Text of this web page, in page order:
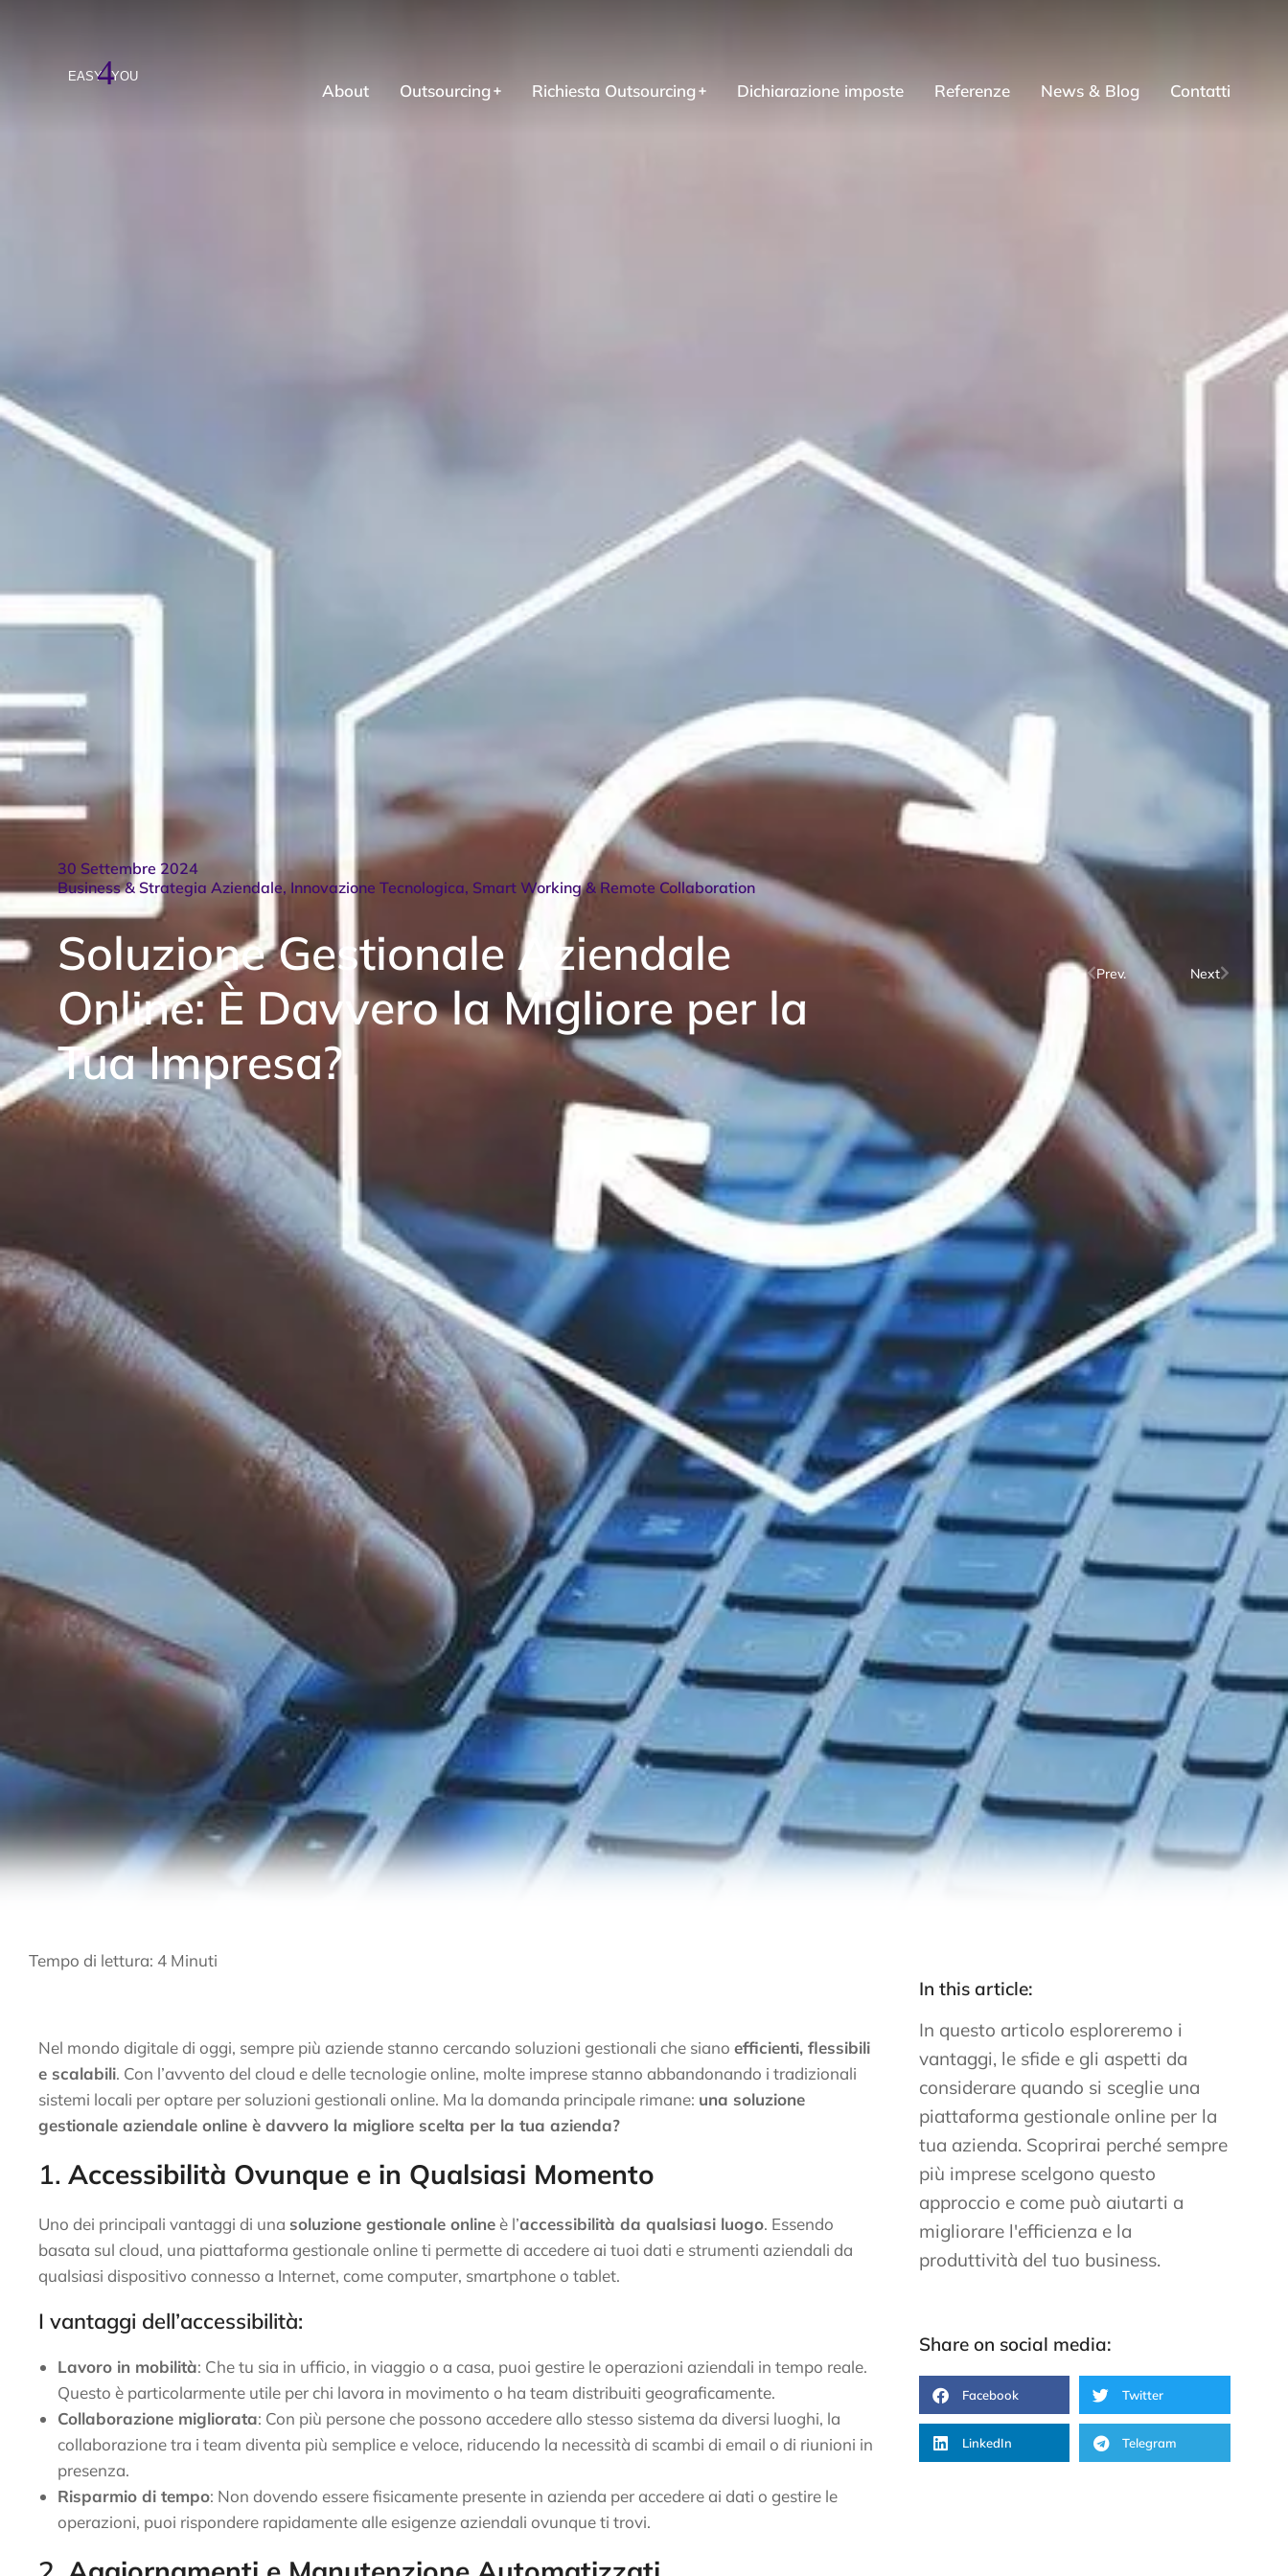
About Outsourcing Richiesta Outsourcing Dichiarazione imposte Referenze News & Blog Contatti
30 Settembre 2024
Business & Strategia Aziendale, Innovazione Tecnologica, Smart Working & Remote Collaboration
Soluzione Gestionale Aziendale
Online: È Davvero la Migliore per la
Tua Impresa?
Prev. Next
Tempo di lettura: 4 Minuti
Nel mondo digitale di oggi, sempre più aziende stanno cercando soluzioni gestionali che siano efficienti, flessibili
e scalabili. Con l’avvento del cloud e delle tecnologie online, molte imprese stanno abbandonando i tradizionali
sistemi locali per optare per soluzioni gestionali online. Ma la domanda principale rimane: una soluzione
gestionale aziendale online è davvero la migliore scelta per la tua azienda?
1. Accessibilità Ovunque e in Qualsiasi Momento
Uno dei principali vantaggi di una soluzione gestionale onlineè l’accessibilità da qualsiasi luogo. Essendo
basata sul cloud, una piattaforma gestionale online ti permette di accedere ai tuoi dati e strumenti aziendali da
qualsiasi dispositivo connesso a Internet, come computer, smartphone o tablet.
I vantaggi dell’accessibilità:
Lavoro in mobilità: Che tu sia in ufficio, in viaggio o a casa, puoi gestire le operazioni aziendali in tempo reale.
Questo è particolarmente utile per chi lavora in movimento o ha team distribuiti geograficamente.
Collaborazione migliorata: Con più persone che possono accedere allo stesso sistema da diversi luoghi, la
collaborazione tra i team diventa più semplice e veloce, riducendo la necessità di scambi di email o di riunioni in
presenza.
Risparmio di tempo: Non dovendo essere fisicamente presente in azienda per accedere ai dati o gestire le
operazioni, puoi rispondere rapidamente alle esigenze aziendali ovunque ti trovi.
In this article:
In questo articolo esploreremo i
vantaggi, le sfide e gli aspetti da
considerare quando si sceglie una
piattaforma gestionale online per la
tua azienda. Scoprirai perché sempre
più imprese scelgono questo
approccio e come può aiutarti a
migliorare l'efficienza e la
produttività del tuo business.
Share on social media:
Facebook Twitter
LinkedIn Telegram